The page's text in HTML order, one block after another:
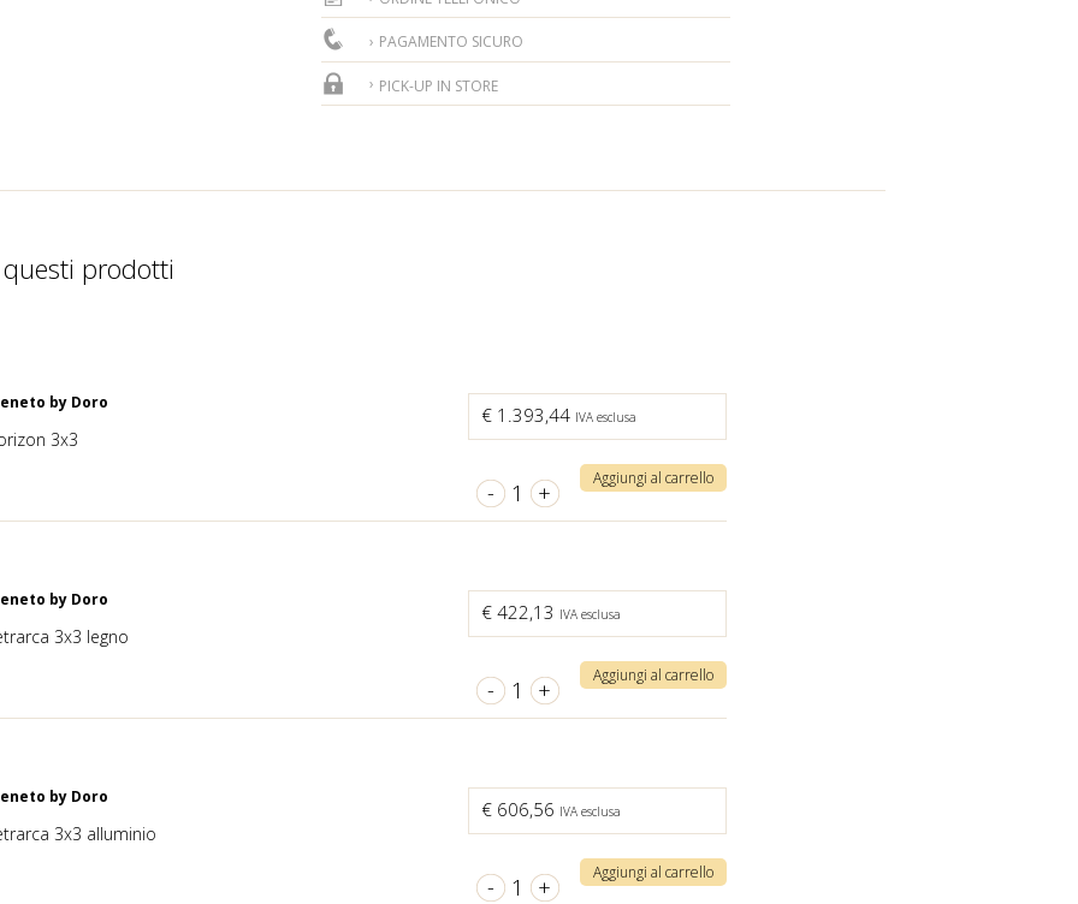
PAGAMENTO SICURO
PICK-UP IN STORE
prodotti
by Doro
3x3
€ 1.393,44 IVA esclusa
Aggiungi al carrello
- 1 +
by Doro
3x3 legno
€ 422,13 IVA esclusa
Aggiungi al carrello
- 1 +
by Doro
3x3 alluminio
€ 606,56 IVA esclusa
Aggiungi al carrello
- 1 +